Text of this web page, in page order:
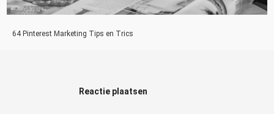
64 Pinterest Marketing Tips en Trics
Reactie plaatsen